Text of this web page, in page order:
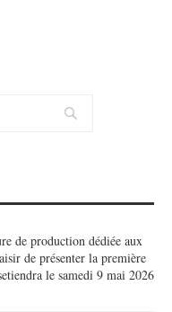
de production dédiée aux
de présenter la première
le samedi 9 mai 2026